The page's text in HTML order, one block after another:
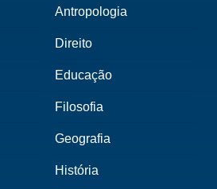
Antropologia
Direito
Educação
Filosofia
Geografia
História